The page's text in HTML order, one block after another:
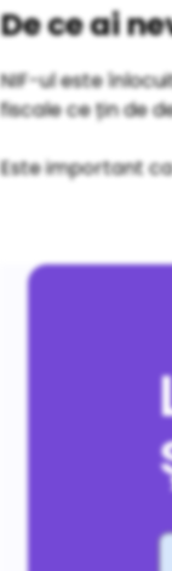
De ce ai
NIF-ul este
fiscale ce țin de
Este important